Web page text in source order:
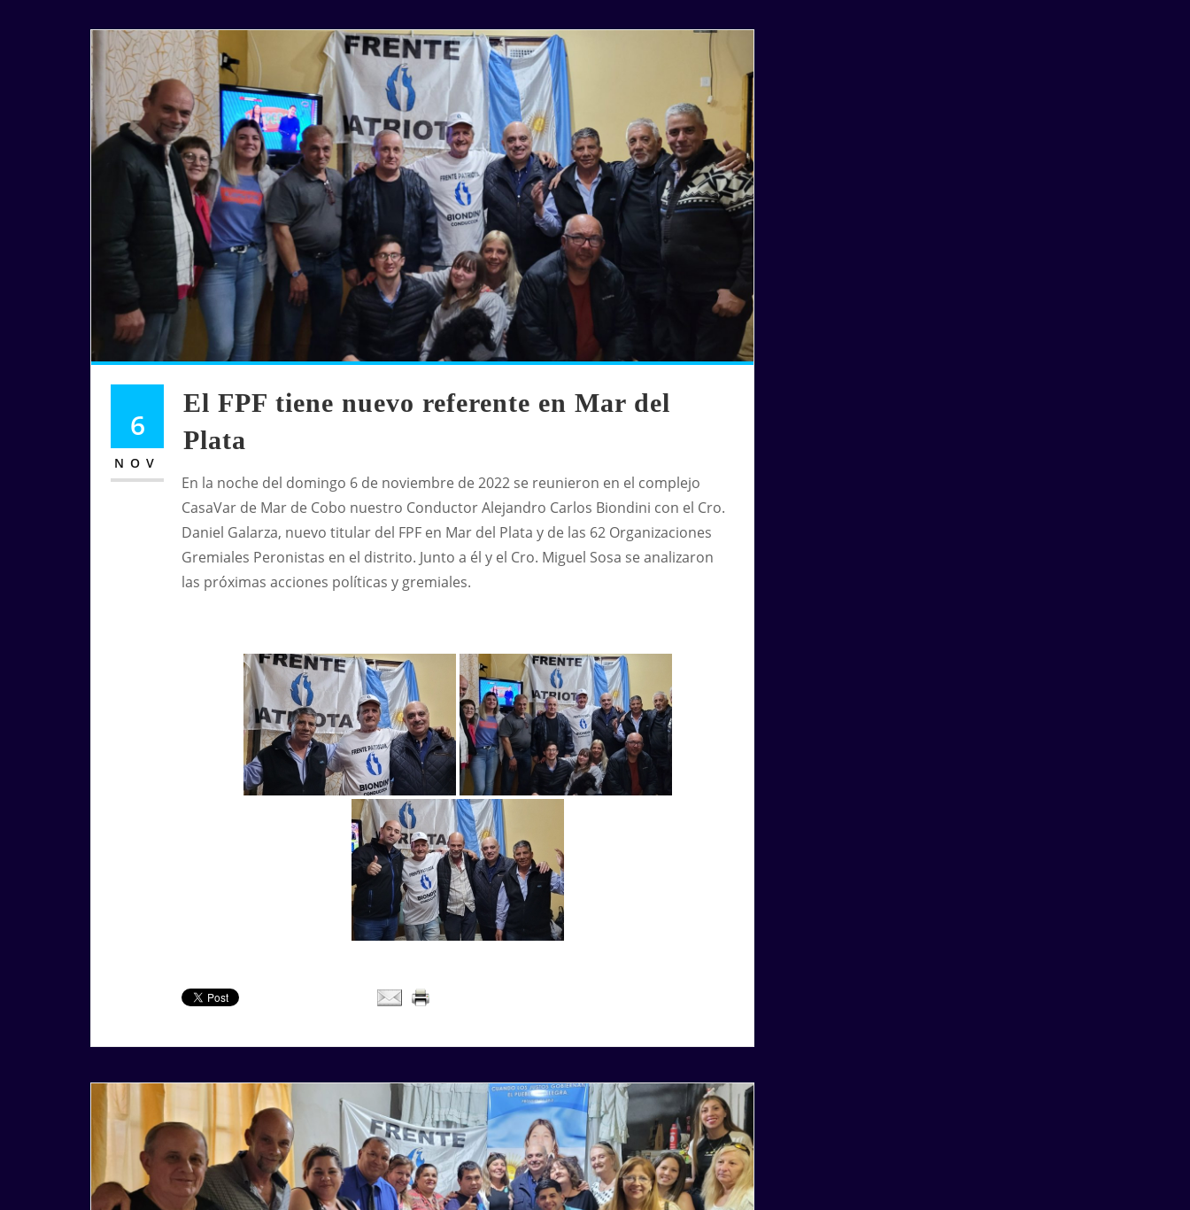
6
NOV
El FPF tiene nuevo referente en Mar del
Plata
En la noche del domingo 6 de noviembre de 2022 se reunieron en el complejo
CasaVar de Mar de Cobo nuestro Conductor Alejandro Carlos Biondini con el Cro.
Daniel Galarza, nuevo titular del FPF en Mar del Plata y de las 62 Organizaciones
Gremiales Peronistas en el distrito. Junto a él y el Cro. Miguel Sosa se analizaron
las próximas acciones políticas y gremiales.